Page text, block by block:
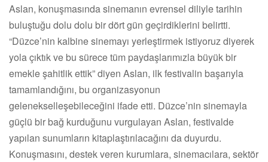
Aslan, konuşmasında sinemanın evrensel diliyle tarihin
buluştuğu dolu dolu bir dört gün geçirdiklerini belirtti.
“Düzce’nin kalbine sinemayı yerleştirmek istiyoruz diyerek
yola çıktık ve bu sürece tüm paydaşlarımızla büyük bir
emekle şahitlik ettik” diyen Aslan, ilk festivalin başarıyla
tamamlandığını, bu organizasyonun
gelenekselleşebileceğini ifade etti. Düzce’nin sinemayla
güçlü bir bağ kurduğunu vurgulayan Aslan, festivalde
yapılan sunumların kitaplaştırılacağını da duyurdu.
Konuşmasını, destek veren kurumlara, sinemacılara, sektör